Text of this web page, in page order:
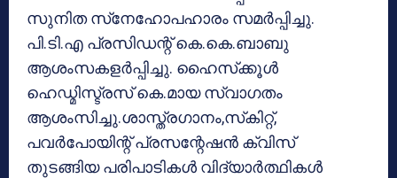
സുനിത സ്‌നേഹോപഹാരം സമര്‍പ്പിച്ചു.
പി.ടി.എ പ്രസിഡന്റ് കെ.കെ.ബാബു
ആശംസകളര്‍പ്പിച്ചു. ഹൈസ്‌ക്കൂള്‍
ഹെഡ്മിസ്ട്രസ് കെ.മായ സ്വാഗതം
ആശംസിച്ചു.ശാസ്ത്രഗാനം,സ്‌കിറ്റ്,
പവര്‍പോയിന്റ് പ്രസന്റേഷന്‍ ക്വിസ്
തുടങ്ങിയ പരിപാടികള്‍ വിദ്യാര്‍ത്ഥികള്‍